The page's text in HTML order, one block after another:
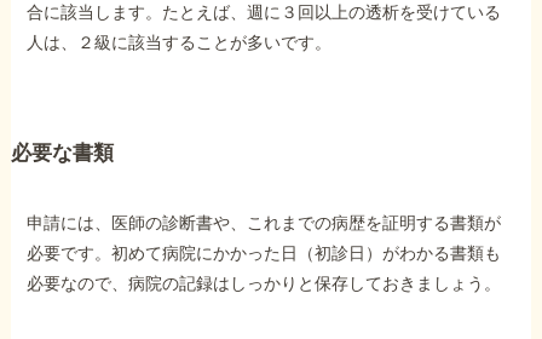
合に該当します。たとえば、週に３回以上の透析を受けている
人は、２級に該当することが多いです。
必要な書類
申請には、医師の診断書や、これまでの病歴を証明する書類が
必要です。初めて病院にかかった日（初診日）がわかる書類も
必要なので、病院の記録はしっかりと保存しておきましょう。